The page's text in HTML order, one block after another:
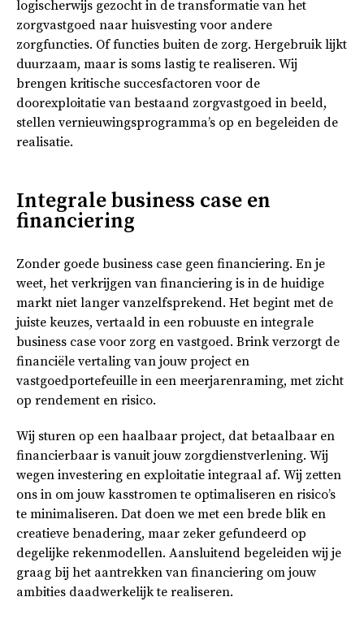
logischerwijs gezocht in de transformatie van het
zorgvastgoed naar huisvesting voor andere
zorgfuncties. Of functies buiten de zorg. Hergebruik lijkt
duurzaam, maar is soms lastig te realiseren. Wij
brengen kritische succesfactoren voor de
doorexploitatie van bestaand zorgvastgoed in beeld,
stellen vernieuwingsprogramma’s op en begeleiden de
realisatie.
Integrale business case en
financiering
Zonder goede business case geen financiering. En je
weet, het verkrijgen van financiering is in de huidige
markt niet langer vanzelfsprekend. Het begint met de
juiste keuzes, vertaald in een robuuste en integrale
business case voor zorg en vastgoed. Brink verzorgt de
financiële vertaling van jouw project en
vastgoedportefeuille in een meerjarenraming, met zicht
op rendement en risico.
Wij sturen op een haalbaar project, dat betaalbaar en
financierbaar is vanuit jouw zorgdienstverlening. Wij
wegen investering en exploitatie integraal af. Wij zetten
ons in om jouw kasstromen te optimaliseren en risico’s
te minimaliseren. Dat doen we met een brede blik en
creatieve benadering, maar zeker gefundeerd op
degelijke rekenmodellen. Aansluitend begeleiden wij je
graag bij het aantrekken van financiering om jouw
ambities daadwerkelijk te realiseren.